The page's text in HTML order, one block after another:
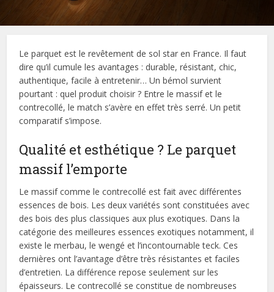
Le parquet est le revêtement de sol star en France. Il faut
dire qu’il cumule les avantages : durable, résistant, chic,
authentique, facile à entretenir… Un bémol survient
pourtant : quel produit choisir ? Entre le massif et le
contrecollé, le match s’avère en effet très serré. Un petit
comparatif s’impose.
Qualité et esthétique ? Le parquet
massif l’emporte
Le massif comme le contrecollé est fait avec différentes
essences de bois. Les deux variétés sont constituées avec
des bois des plus classiques aux plus exotiques. Dans la
catégorie des meilleures essences exotiques notamment, il
existe le merbau, le wengé et l’incontournable teck. Ces
dernières ont l’avantage d’être très résistantes et faciles
d’entretien. La différence repose seulement sur les
épaisseurs. Le contrecollé se constitue de nombreuses